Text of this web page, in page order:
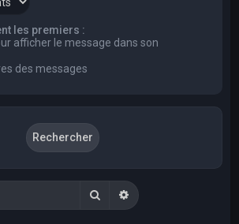
les premiers :
afficher le message dans son
des messages
RechercherRecherche avancée